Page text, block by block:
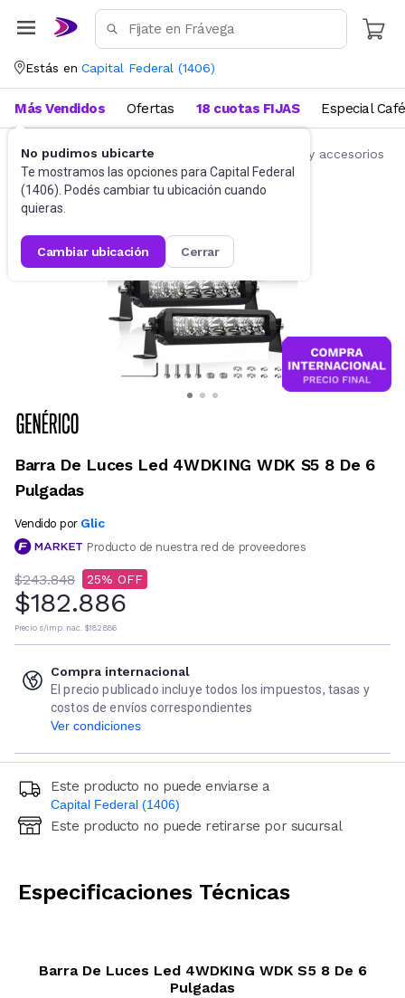
Estás en Capital Federal (1406)
No pudimos ubicarte
Te mostramos las opciones para Capital Federal
(1406). Podés cambiar tu ubicación cuando
quieras.
cambiar ubicación cerrar
Más Vendidos Ofertas 18 cuotas FIJAS Especial Café
Accesorios para autos y motos Repuestos y accesorios
Barra De Luces Led 4WDKING WDK S5 8 De 6
Pulgadas
Vendido por Glic
Producto de nuestra red de proveedores
$243.848 25
$182.886
Precio s/imp. nac. $182.886
Compra internacional
El precio publicado incluye todos los impuestos, tasas y
costos de envíos correspondientes
Ver condiciones
Este producto no puede enviarse a
Capital Federal (1406)
Ingresá código postal (sólo números)
Este producto no puede retirarse por sucursal
Especificaciones Técnicas
Barra De Luces Led 4WDKING WDK S5 8 De 6
Pulgadas